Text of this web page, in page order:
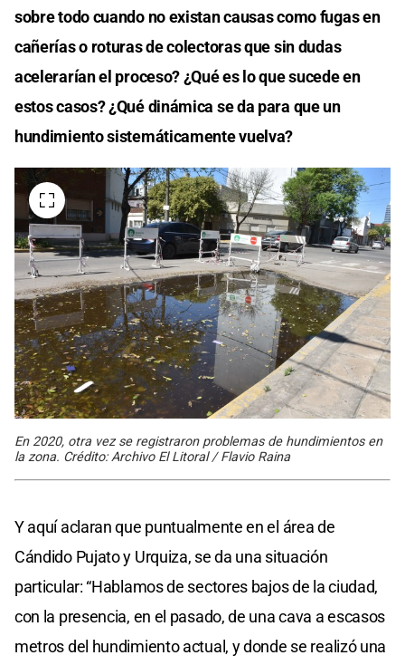
sobre todo cuando no existan causas como fugas en
cañerías o roturas de colectoras que sin dudas
acelerarían el proceso? ¿Qué es lo que sucede en
estos casos? ¿Qué dinámica se da para que un
hundimiento sistemáticamente vuelva?
En 2020, otra vez se registraron problemas de hundimientos en
la zona. Crédito: Archivo El Litoral / Flavio Raina
Y aquí aclaran que puntualmente en el área de
Cándido Pujato y Urquiza, se da una situación
particular: “Hablamos de sectores bajos de la ciudad,
con la presencia, en el pasado, de una cava a escasos
metros del hundimiento actual, y donde se realizó una